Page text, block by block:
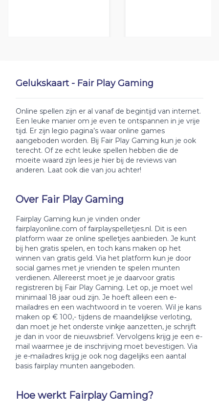
Gelukskaart - Fair Play Gaming
Online spellen zijn er al vanaf de begintijd van internet.
Een leuke manier om je even te ontspannen in je vrije
tijd. Er zijn legio pagina’s waar online games
aangeboden worden. Bij Fair Play Gaming kun je ook
terecht. Of ze echt leuke spellen hebben die de
moeite waard zijn lees je hier bij de reviews van
anderen. Laat ook die van jou achter!
Over Fair Play Gaming
Fairplay Gaming kun je vinden onder
fairplayonline.com of fairplayspelletjes.nl. Dit is een
platform waar ze online spelletjes aanbieden. Je kunt
bij hen gratis spelen, en toch kans maken op het
winnen van gratis geld. Via het platform kun je door
social games met je vrienden te spelen munten
verdienen. Allereerst moet je je daarvoor gratis
registreren bij Fair Play Gaming. Let op, je moet wel
minimaal 18 jaar oud zijn. Je hoeft alleen een e-
mailadres en een wachtwoord in te voeren. Wil je kans
maken op € 100,- tijdens de maandelijkse verloting,
dan moet je het onderste vinkje aanzetten, je schrijft
je dan in voor de nieuwsbrief. Vervolgens krijg je een e-
mail waarmee je de inschrijving moet bevestigen. Via
je e-mailadres krijg je ook nog dagelijks een aantal
basis fairplay munten aangeboden.
Hoe werkt Fairplay Gaming?